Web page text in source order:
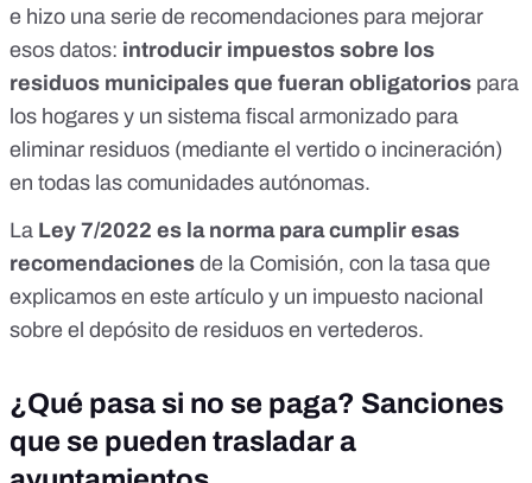
e hizo una serie de recomendaciones para mejorar
esos datos: introducir impuestos sobre los
residuos municipales que fueran obligatorios para
los hogares y un sistema fiscal armonizado para
eliminar residuos (mediante el vertido o incineración)
en todas las comunidades autónomas.
La Ley 7/2022 es la norma para cumplir esas
recomendaciones de la Comisión, con la tasa que
explicamos en este artículo y un impuesto nacional
sobre el depósito de residuos en vertederos.
¿Qué pasa si no se paga? Sanciones
que se pueden trasladar a